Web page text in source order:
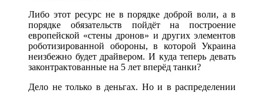
Либо этот ресурс не в порядке доброй воли, а в
порядке обязательств пойдёт на построение
европейской «стены дронов» и других элементов
роботизированной обороны, в которой Украина
неизбежно будет драйвером. И куда теперь девать
законтрактованные на 5 лет вперёд танки?
Дело не только в деньгах. Но и в распределении